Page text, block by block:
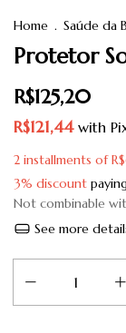
Home . Saúde da
Protetor
R$125,20
R$121,44 with
2 installments of
3% discount
Not combinable
See more